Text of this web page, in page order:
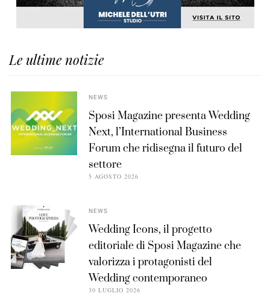
Le ultime notizie
NEWS
Sposi Magazine presenta Wedding
Next, l’International Business
Forum che ridisegna il futuro del
settore
5 AGOSTO 2026
NEWS
Wedding Icons, il progetto
editoriale di Sposi Magazine che
valorizza i protagonisti del
Wedding contemporaneo
30 LUGLIO 2026